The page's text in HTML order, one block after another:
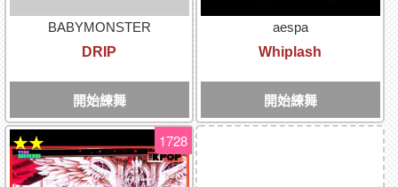
BABYMONSTER
DRIP
開始練舞
aespa
Whiplash
開始練舞
1728
★★